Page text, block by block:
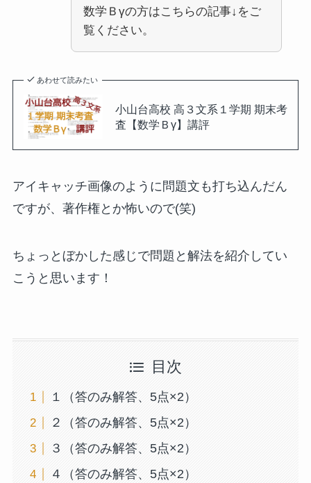
数学Ｂγの方はこちらの記事↓をご
覧ください。
あわせて読みたい
小山台高校 高３文系１学期 期末考
査【数学Ｂγ】講評
アイキャッチ画像のように問題文も打ち込んだん
ですが、著作権とか怖いので(笑)
ちょっとぼかした感じで問題と解法を紹介してい
こうと思います！
目次
１（答のみ解答、5点×2）
２（答のみ解答、5点×2）
３（答のみ解答、5点×2）
４（答のみ解答、5点×2）